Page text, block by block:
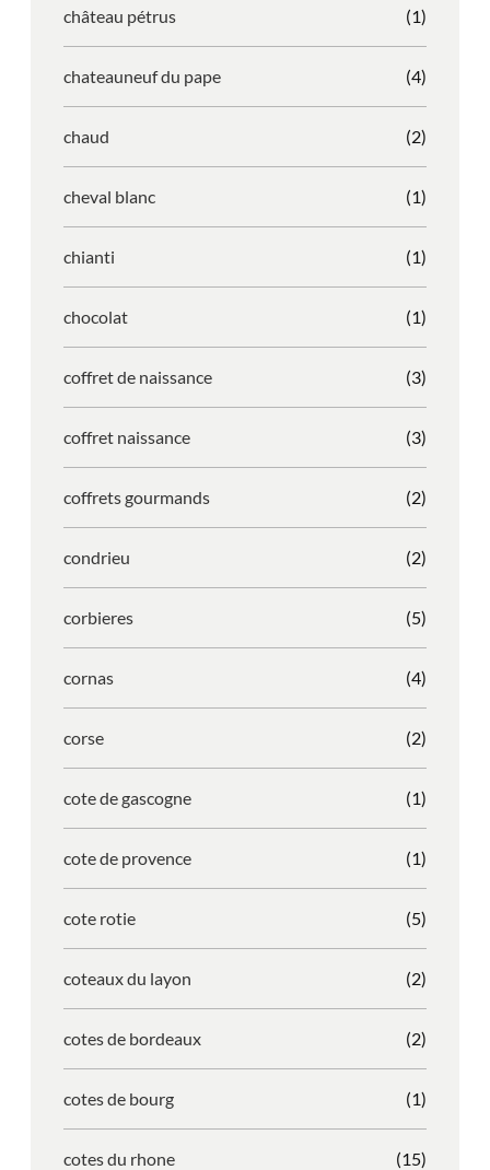
château pétrus (1)
chateauneuf du pape (4)
chaud (2)
cheval blanc (1)
chianti (1)
chocolat (1)
coffret de naissance (3)
coffret naissance (3)
coffrets gourmands (2)
condrieu (2)
corbieres (5)
cornas (4)
corse (2)
cote de gascogne (1)
cote de provence (1)
cote rotie (5)
coteaux du layon (2)
cotes de bordeaux (2)
cotes de bourg (1)
cotes du rhone (15)